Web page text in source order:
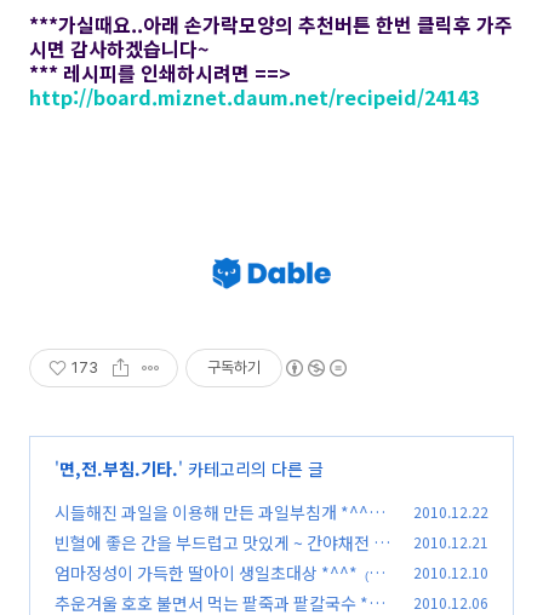
***가실때요..아래 손가락모양의 추천버튼 한번 클릭후 가주
시면 감사하겠습니다~
*** 레시피를 인쇄하시려면 ==>
http://board.miznet.daum.net/recipeid/24143
173 구독하기
'면,전.부침.기타.' 카테고리의 다른 글
시들해진 과일을 이용해 만든 과일부침개 *^^*
(81)
2010.12.22
빈혈에 좋은 간을 부드럽고 맛있게 ~ 간야채전 *^
^*
(82)
2010.12.21
엄마정성이 가득한 딸아이 생일초대상 *^^*
(12
5)
2010.12.10
추운겨울 호호 불면서 먹는 팥죽과 팥칼국수 *^^
2010.12.06